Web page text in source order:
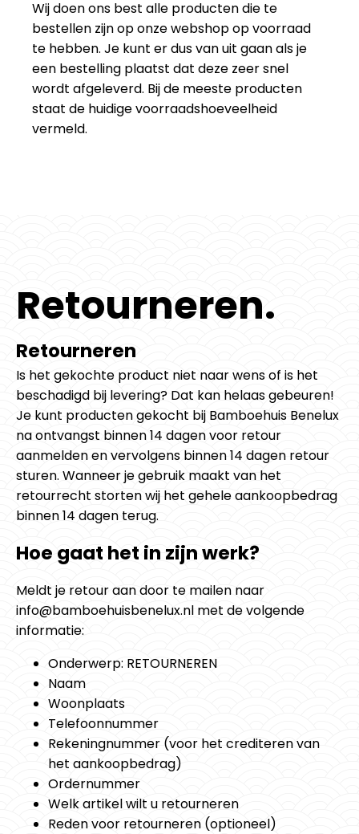
Wij doen ons best alle producten die te
bestellen zijn op onze webshop op voorraad
te hebben. Je kunt er dus van uit gaan als je
een bestelling plaatst dat deze zeer snel
wordt afgeleverd. Bij de meeste producten
staat de huidige voorraadshoeveelheid
vermeld.
Retourneren.
Retourneren
Is het gekochte product niet naar wens of is het
beschadigd bij levering? Dat kan helaas gebeuren!
Je kunt producten gekocht bij Bamboehuis Benelux
na ontvangst binnen 14 dagen voor retour
aanmelden en vervolgens binnen 14 dagen retour
sturen. Wanneer je gebruik maakt van het
retourrecht storten wij het gehele aankoopbedrag
binnen 14 dagen terug.
Hoe gaat het in zijn werk?
Meldt je retour aan door te mailen naar
info@bamboehuisbenelux.nl met de volgende
informatie:
Onderwerp: RETOURNEREN
Naam
Woonplaats
Telefoonnummer
Rekeningnummer (voor het crediteren van
het aankoopbedrag)
Ordernummer
Welk artikel wilt u retourneren
Reden voor retourneren (optioneel)